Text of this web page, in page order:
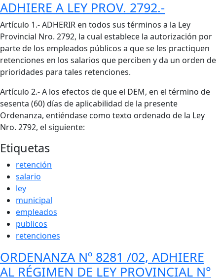
ADHIERE A LEY PROV. 2792.-
Cuerpo
Artículo 1.- ADHERIR en todos sus términos a la Ley
Provincial Nro. 2792, la cual establece la autorización por
parte de los empleados públicos a que se les practiquen
retenciones en los salarios que perciben y da un orden de
prioridades para tales retenciones.
Artículo 2.- A los efectos de que el DEM, en el término de
sesenta (60) días de aplicabilidad de la presente
Ordenanza, entiéndase como texto ordenado de la Ley
Nro. 2792, el siguiente:
Etiquetas
retención
salario
ley
municipal
empleados
publicos
retenciones
ORDENANZA Nº 8281 /02, ADHIERE
AL RÉGIMEN DE LEY PROVINCIAL N°